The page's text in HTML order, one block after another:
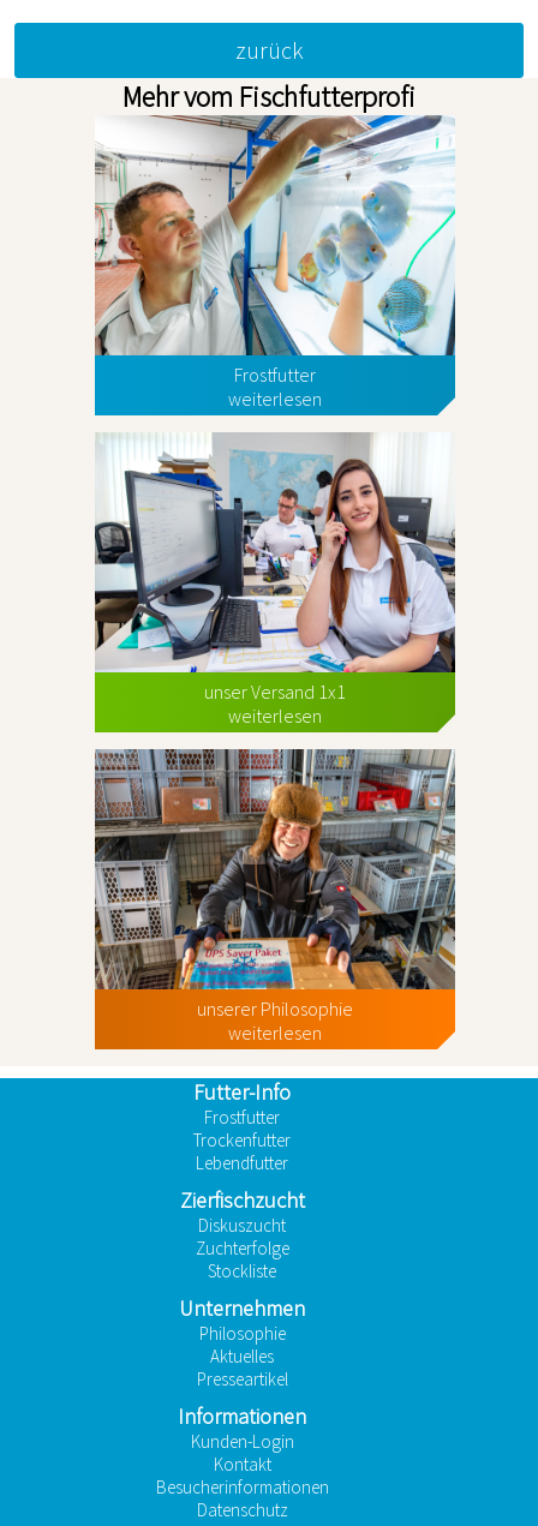
zurück
Mehr vom Fischfutterprofi
Frostfutter
weiterlesen
unser Versand 1x1
weiterlesen
unserer Philosophie
weiterlesen
Futter-Info
Frostfutter
Trockenfutter
Lebendfutter
Zierfischzucht
Diskuszucht
Zuchterfolge
Stockliste
Unternehmen
Philosophie
Aktuelles
Presseartikel
Informationen
Kunden-Login
Kontakt
Besucherinformationen
Datenschutz